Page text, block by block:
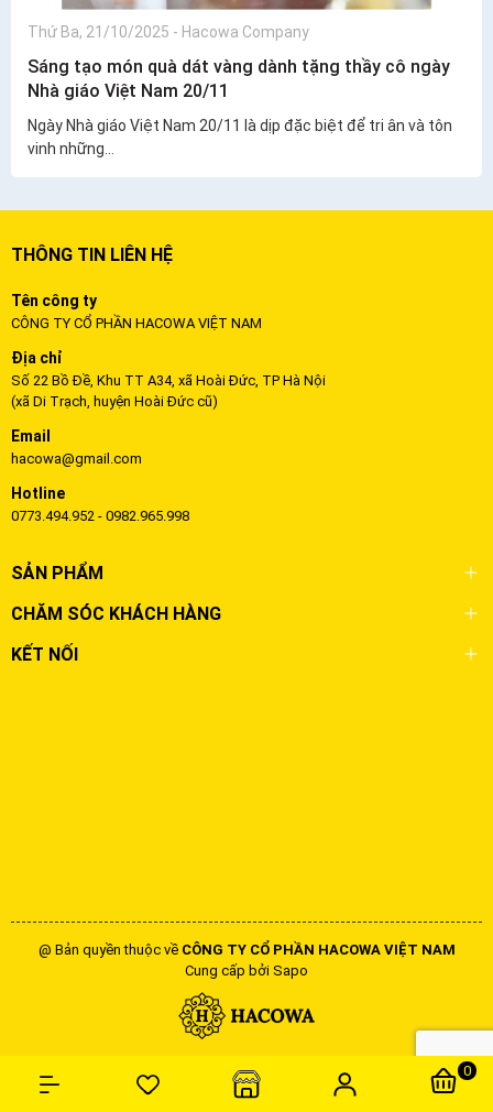
0
Thứ Ba, 21/10/2025 - Hacowa Company
Sáng tạo món quà dát vàng dành tặng thầy cô ngày
Nhà giáo Việt Nam 20/11
Ngày Nhà giáo Việt Nam 20/11 là dịp đặc biệt để tri ân và tôn
vinh những...
THÔNG TIN LIÊN HỆ
Tên công ty
CÔNG TY CỔ PHẦN HACOWA VIỆT NAM
Địa chỉ
Số 22 Bồ Đề, Khu TT A34, xã Hoài Đức, TP Hà Nội
(xã Di Trạch, huyện Hoài Đức cũ)
Email
hacowa@gmail.com
Hotline
0773.494.952 - 0982.965.998
SẢN PHẨM
CHĂM SÓC KHÁCH HÀNG
KẾT NỐI
@ Bản quyền thuộc về CÔNG TY CỔ PHẦN HACOWA VIỆT NAM
Cung cấp bởi Sapo